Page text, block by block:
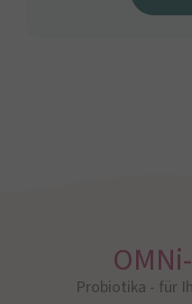
Probiotika - für